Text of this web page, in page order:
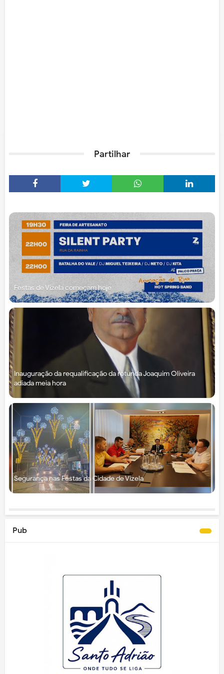
Partilhar
Festas de Vizela começam hoje
Inauguração da requalificação da rotunda Joaquim Oliveira
adiada meia hora
Segurança nas Festas da Cidade de Vizela
Pub